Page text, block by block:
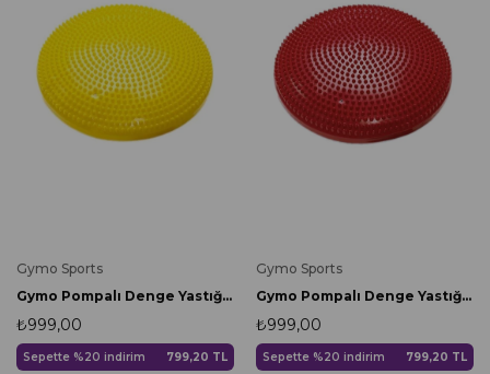
Gymo Sports
Gymo Pompalı Denge Yastığı Balance Disk Denge Pedi 33cm Sarı
₺999,00
Sepette %20 indirim 799,20 TL
Gymo Sports
Gymo Pompalı Denge Yastığı Balance Disk Denge Pedi 33cm Kırmızı
₺999,00
Sepette %20 indirim 799,20 TL